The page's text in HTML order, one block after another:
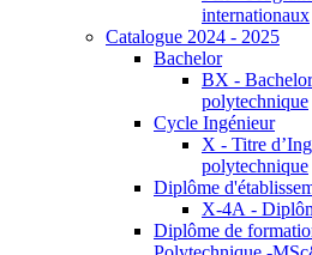
internationaux
Catalogue 2024 - 2025
Bachelor
BX -
polytechnique
Cycle Ingénieur
X - Titre
polytechnique
Diplôme
X-4A -
Diplôme de